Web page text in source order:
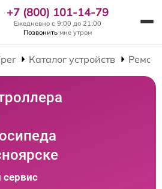
+7 (800) 101-14-79
Ежедневно с 9:00 до 21:00
Позвонить мне утром
Каталог устройств